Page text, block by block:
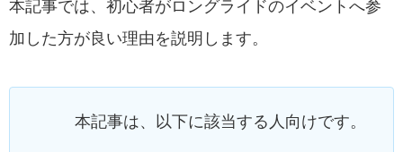
本記事では、初心者がロングライドのイベントへ参
加した方が良い理由を説明します。
本記事は、以下に該当する人向けです。